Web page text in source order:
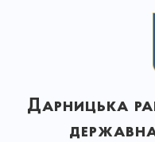
Дарницька